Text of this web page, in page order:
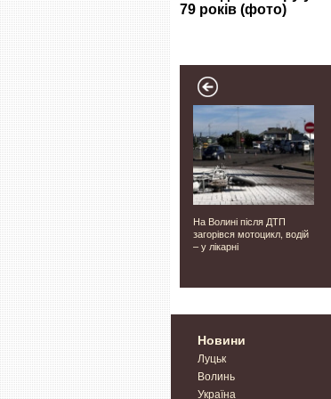
«Мобілізували» 48 людей,
які вже служили: на Волині
двом посадовцям ТЦК
повідомили про підозру
На Волині після ДТП
загорівся мотоцикл, водій
– у лікарні
Новини
Луцьк
Волинь
Україна